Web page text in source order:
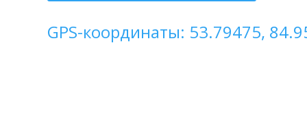
GPS-координаты: 53.79475,